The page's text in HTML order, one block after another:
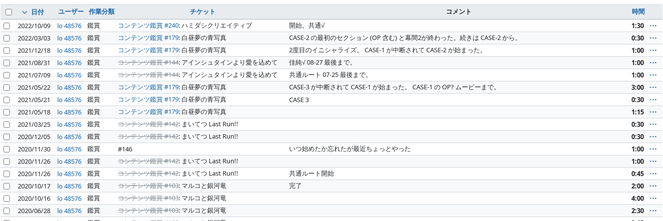
日付 ユーザー 作業分類 チケット コメント
時間
2022/10/09
lo 48576 鑑賞 コンテンツ鑑賞 #240: ハミダシクリエイティブ 開始。共通√
1:30
2022/03/03
lo 48576 鑑賞 コンテンツ鑑賞 #179: 白昼夢の青写真 CASE-2 の最初のセクション (OP 含む) と幕間2が終わった。続きは CASE-2 から。
0:30
2021/12/18
lo 48576 鑑賞 コンテンツ鑑賞 #179: 白昼夢の青写真 2度目のイニシャライズ。 CASE-1 が中断されて CASE-2 が始まった。
1:00
2021/08/31
lo 48576 鑑賞 コンテンツ鑑賞 #144: アインシュタインより愛を込めて 佳純√ 08-27 最後まで。
1:00
2021/07/09
lo 48576 鑑賞 コンテンツ鑑賞 #144: アインシュタインより愛を込めて 共通ルート 07-25 最後まで。
1:00
2021/05/22
lo 48576 鑑賞 コンテンツ鑑賞 #179: 白昼夢の青写真 CASE-3 が中断されて CASE-1 が始まった。 CASE-1 の OP? ムービーまで。
3:00
2021/05/21
lo 48576 鑑賞 コンテンツ鑑賞 #179: 白昼夢の青写真 CASE 3
0:30
2021/05/18
lo 48576 鑑賞 コンテンツ鑑賞 #179: 白昼夢の青写真
1:15
2021/03/25
lo 48576 鑑賞 コンテンツ鑑賞 #142: まいてつ Last Run!!
0:30
2020/12/05
lo 48576 鑑賞 コンテンツ鑑賞 #142: まいてつ Last Run!!
0:30
2020/11/30
lo 48576 鑑賞 #146 いつ始めたか忘れたが最近ちょっとやった
1:00
2020/11/26
lo 48576 鑑賞 コンテンツ鑑賞 #142: まいてつ Last Run!!
1:00
2020/11/26
lo 48576 鑑賞 コンテンツ鑑賞 #142: まいてつ Last Run!! 共通ルート開始
0:45
2020/10/17
lo 48576 鑑賞 コンテンツ鑑賞 #103: マルコと銀河竜 完了
2:00
2020/10/16
lo 48576 鑑賞 コンテンツ鑑賞 #103: マルコと銀河竜
4:00
2020/06/28
lo 48576 鑑賞 コンテンツ鑑賞 #103: マルコと銀河竜
2:30